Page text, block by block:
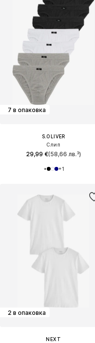
7 в опаковка
S.OLIVER
Слип
29,99 €(58,66 лв.³)
+1
2 в опаковка
NEXT